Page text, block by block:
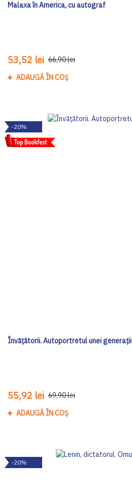
Malaxa în America, cu autograf
53,52 lei 66,90 lei
ADAUGĂ ÎN COȘ
-20%
Învățătorii. Autoportretul unei generații
55,92 lei 69,90 lei
ADAUGĂ ÎN COȘ
-20%